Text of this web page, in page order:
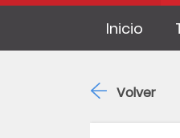
Inicio
Volver